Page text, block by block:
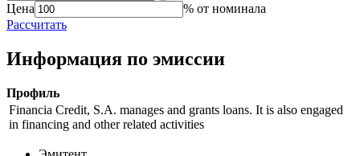
Справочник
цены
Цена
% от номинала
Информация по эмиссии
Профиль